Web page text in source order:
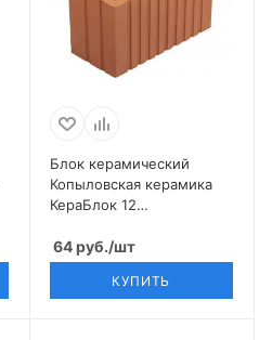
Блок керамический
Копыловская керамика
КераБлок 12
64руб./шт
КУПИТЬ